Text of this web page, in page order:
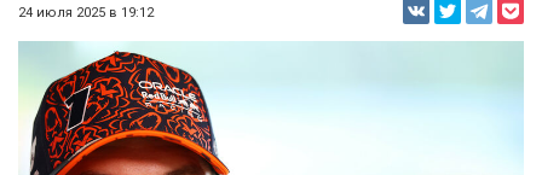
24 июля 2025 в 19:12